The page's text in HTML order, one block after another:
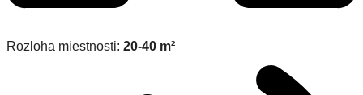
Rozloha miestnosti: 20-40 m²